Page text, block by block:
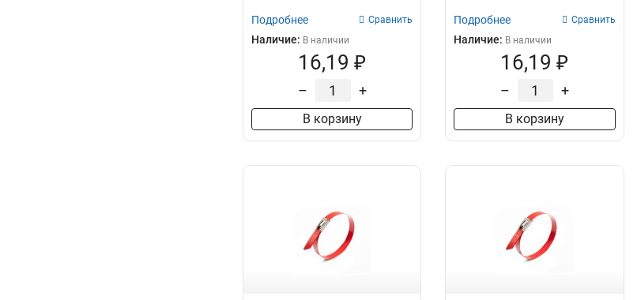
Подробнее Сравнить
Наличие: В наличии
16,19 ₽
– +
В корзину
Подробнее Сравнить
Наличие: В наличии
16,19 ₽
– +
В корзину